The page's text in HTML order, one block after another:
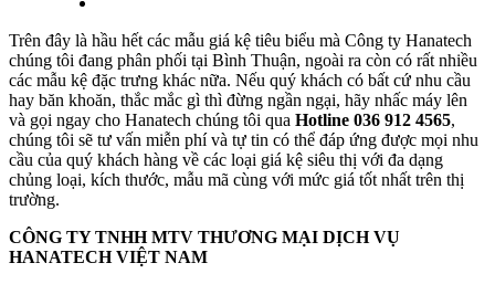
Trên đây là hầu hết các mẫu giá kệ tiêu biểu mà Công ty Hanatech
chúng tôi đang phân phối tại Bình Thuận, ngoài ra còn có rất nhiều
các mẫu kệ đặc trưng khác nữa. Nếu quý khách có bất cứ nhu cầu
hay băn khoăn, thắc mắc gì thì đừng ngần ngại, hãy nhấc máy lên
và gọi ngay cho Hanatech chúng tôi qua Hotline 036 912 4565,
chúng tôi sẽ tư vấn miễn phí và tự tin có thể đáp ứng được mọi nhu
cầu của quý khách hàng về các loại giá kệ siêu thị với đa dạng
chủng loại, kích thước, mẫu mã cùng với mức giá tốt nhất trên thị
trường.
CÔNG TY TNHH MTV THƯƠNG MẠI DỊCH VỤ
HANATECH VIỆT NAM